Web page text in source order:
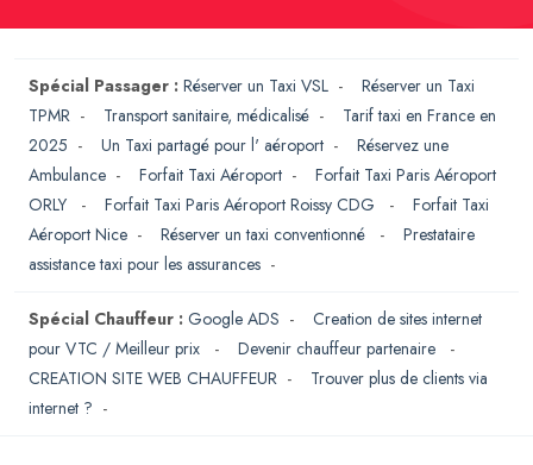
Spécial Passager : Réserver un Taxi VSL - Réserver un Taxi
TPMR - Transport sanitaire, médicalisé - Tarif taxi en France en
2025 - Un Taxi partagé pour l' aéroport - Réservez une
Ambulance - Forfait Taxi Aéroport - Forfait Taxi Paris Aéroport
ORLY
- Forfait Taxi Paris Aéroport Roissy CDG - Forfait Taxi
Aéroport Nice - Réserver un taxi conventionné - Prestataire
assistance taxi pour les assurances -
Spécial Chauffeur : Google ADS - Creation de sites internet
pour VTC / Meilleur prix
- Devenir chauffeur partenaire
-
CREATION SITE WEB CHAUFFEUR - Trouver plus de clients via
internet ? -